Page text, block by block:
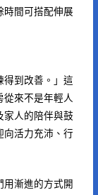
時間可搭配伸展
得到改善。」這
來不是年輕人
家人的陪伴與鼓
向活力充沛、行
漸進的方式開